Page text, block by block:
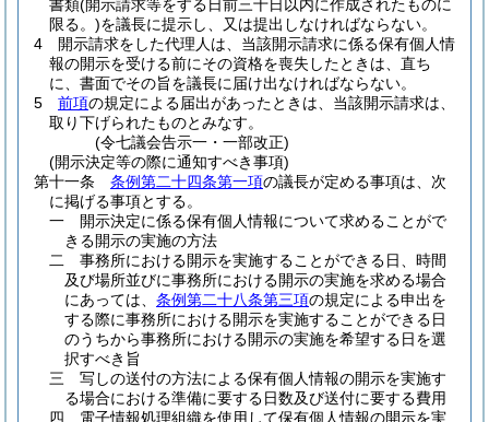
書類(開示請求等をする日前三十日以内に作成されたものに
限る。)を議長に提示し、又は提出しなければならない。
4
開示請求をした代理人は、当該開示請求に係る保有個人情
報の開示を受ける前にその資格を喪失したときは、直ち
に、書面でその旨を議長に届け出なければならない。
5
前項の規定による届出があったときは、当該開示請求は、
取り下げられたものとみなす。
(令七議会告示一・一部改正)
(開示決定等の際に通知すべき事項)
第十一条
条例第二十四条第一項の議長が定める事項は、次
に掲げる事項とする。
一
開示決定に係る保有個人情報について求めることがで
きる開示の実施の方法
二
事務所における開示を実施することができる日、時間
及び場所並びに事務所における開示の実施を求める場合
にあっては、 条例第二十八条第三項の規定による申出を
する際に事務所における開示を実施することができる日
のうちから事務所における開示の実施を希望する日を選
択すべき旨
三
写しの送付の方法による保有個人情報の開示を実施す
る場合における準備に要する日数及び送付に要する費用
四
電子情報処理組織を使用して保有個人情報の開示を実